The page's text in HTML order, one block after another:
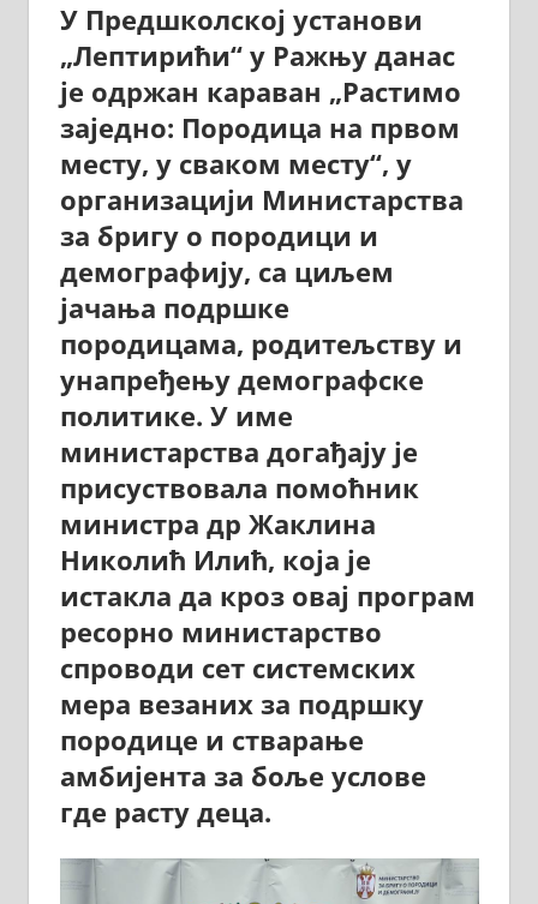
У Предшколској установи
„Лептирићи“ у Ражњу данас
је одржан караван „Растимо
заједно: Породица на првом
месту, у сваком месту“, у
организацији Министарства
за бригу о породици и
демографију, са циљем
јачања подршке
породицама, родитељству и
унапређењу демографске
политике. У име
министарства догађају је
присуствовала помоћник
министра др Жаклина
Николић Илић, која је
истакла да кроз овај програм
ресорно министарство
спроводи сет системских
мера везаних за подршку
породице и стварање
амбијента за боље услове
где расту деца.